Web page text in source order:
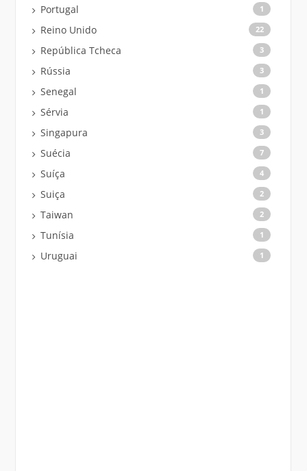
Portugal 1
Reino Unido 22
República Tcheca 3
Rússia 3
Senegal 1
Sérvia 1
Singapura 3
Suécia 7
Suíça 4
Suiça 2
Taiwan 2
Tunísia 1
Uruguai 1